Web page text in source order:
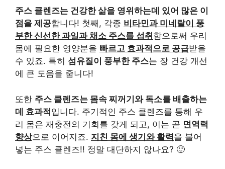
주스 클렌즈는 건강한 삶을 영위하는데 있어 많은 이
점을 제공합니다! 첫째, 각종 비타민과 미네랄이 풍
부한 신선한 과일과 채소 주스를 섭취 함으로써 우리
몸에 필요한 영양분을 빠르고 효과적으로 공급받을
수 있죠. 특히 섬유질이 풍부한 주스는 장 건강 개선
에 큰 도움을 줍니다!
또한 주스 클렌즈는 몸속 찌꺼기와 독소를 배출하는
데 효과적입니다. 주기적인 주스 클렌즈를 통해 우
리 몸은 재충전의 기회를 갖게 되고, 이는 곧 면역력
향상으로 이어지죠. 지친 몸에 생기와 활력을 불어
넣는 주스 클렌즈!! 정말 대단하지 않나요? 🙂